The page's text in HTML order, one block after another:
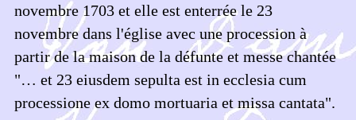
novembre 1703 et elle est enterrée le 23
novembre dans l'église avec une procession à
partir de la maison de la défunte et messe chantée
"… et 23 eiusdem sepulta est in ecclesia cum
processione ex domo mortuaria et missa cantata".